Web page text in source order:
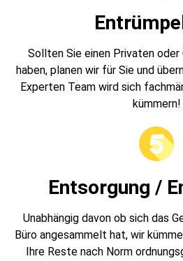
Sollten Sie einen Privaten oder
haben, planen wir für Sie und
Experten Team wird sich
kümmern!
Entsorgung /
Unabhängig davon ob sich das
Büro angesammelt hat, wir
Ihre Reste nach Norm